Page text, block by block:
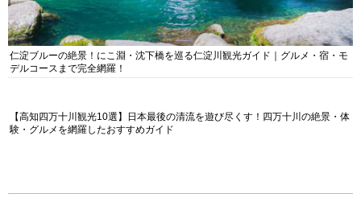
仁淀ブルーの絶景！にこ淵・沈下橋を巡る仁淀川観光ガイド｜グルメ・宿・モ
デルコースまで完全網羅！
【高知四万十川観光10選】日本最後の清流を遊び尽くす！四万十川の絶景・体
験・グルメを網羅したおすすめガイド